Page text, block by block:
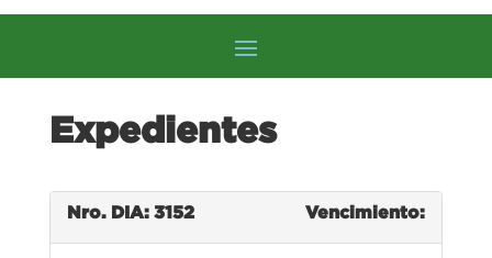
Expedientes
Nro. DIA: 3152 Vencimiento: